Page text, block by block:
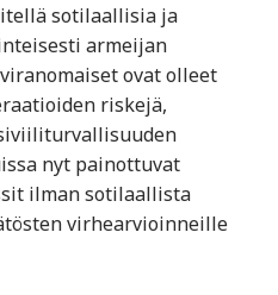
sotilaallisia ja
armeijan
ovat olleet
riskejä,
nyt painottuvat
ilman sotilaallista
virhearvioinneille